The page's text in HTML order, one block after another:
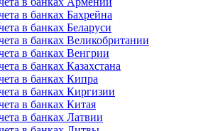
в банках Бахрейна
в банках Беларуси
в банках Великобритании
в банках Венгрии
в банках Казахстана
в банках Кипра
в банках Киргизии
в банках Китая
в банках Латвии